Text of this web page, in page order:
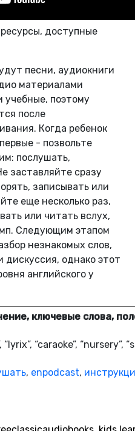
доступные
песни, аудиокниги
материалами
учебные, поэтому
после
Когда ребенок
- позвольте
послушать,
заставляйте сразу
записывать или
еще несколько раз,
или читать вслух,
Следующим этапом
незнакомых слов,
дискуссия, однако этот
английского у
ключевые слова,
“lyrix”, “caraoke”, “nursery”,
, enpodcast,